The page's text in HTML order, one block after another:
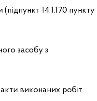
14.1.170 пункту
засобу з
виконаних робіт